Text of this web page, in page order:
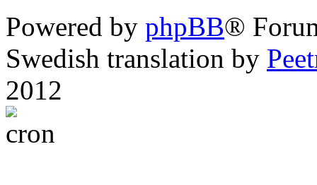
Powered by phpBB®
Swedish translation by
2012